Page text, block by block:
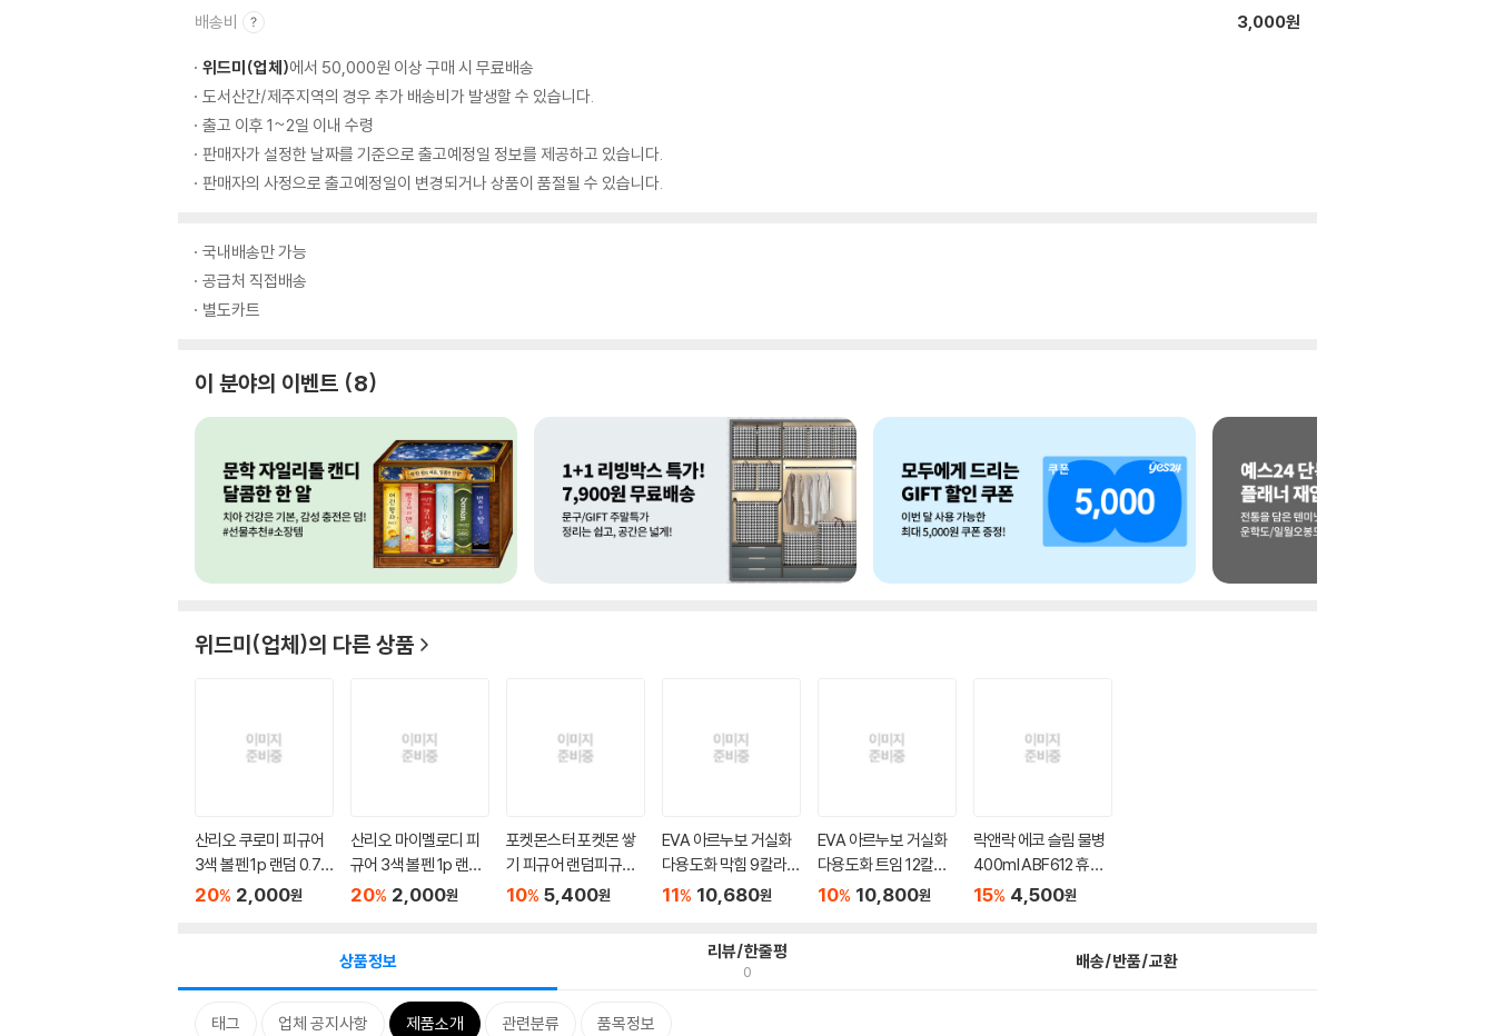
배송비 3,000원
위드미(업체)에서 50,000원 이상 구매 시 무료배송
도서산간/제주지역의 경우 추가 배송비가 발생할 수 있습니다.
출고 이후 1~2일 이내 수령
판매자가 설정한 날짜를 기준으로 출고예정일 정보를 제공하고 있습니다.
판매자의 사정으로 출고예정일이 변경되거나 상품이 품절될 수 있습니다.
국내배송만 가능
공급처 직접배송
별도카트
이 분야의 이벤트 8
위드미(업체)의 다른 상품
산리오 쿠로미 피규어
3색 볼펜 1p 랜덤 0.7
mm
20% 2,000원
산리오 마이멜로디 피
규어 3색 볼펜 1p 랜덤
0.7...
20% 2,000원
포켓몬스터 포켓몬 쌓
기 피규어 랜덤피규어 1
P
10% 5,400원
EVA 아르누보 거실화
다용도화 막힘 9칼라
택1
11% 10,680원
EVA 아르누보 거실화
다용도화 트임 12칼라
택1
10% 10,800원
락앤락 에코 슬림 물병
400ml ABF612 휴대
용물병
15% 4,500원
상품정보 리뷰/한줄평
0 배송/반품/교환
태그 업체 공지사항 제품소개 관련분류 품목정보